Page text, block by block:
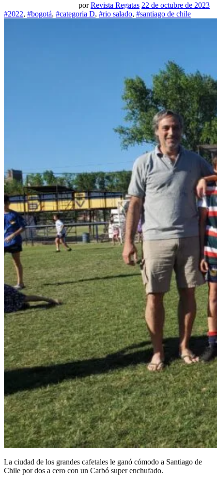
porRevista Regatas 22 de octubre de 2023
#2022, #bogotá, #categoria D, #rio salado, #santiago de chile
La ciudad de los grandes cafetales le ganó cómodo a Santiago de
Chile por dos a cero con un Carbó super enchufado.